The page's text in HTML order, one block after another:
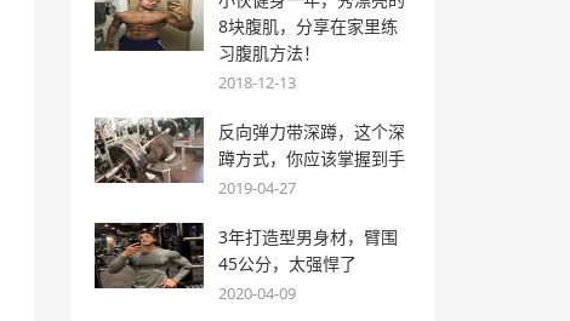
8块腹肌，分享在家里练
习腹肌方法！
2018-12-13
反向弹力带深蹲，这个深
蹲方式，你应该掌握到手
2019-04-27
3年打造型男身材，臂围
45公分，太强悍了
2020-04-09